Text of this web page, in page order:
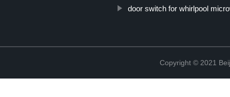
door switch for whirlpool
Copyright © 2021